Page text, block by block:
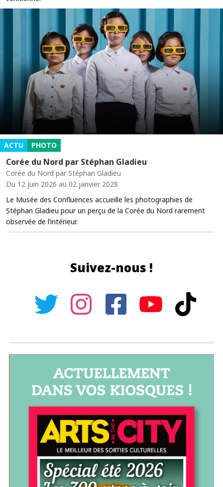
ACTU PHOTO
Corée du Nord par Stéphan Gladieu
Corée du Nord par Stéphan Gladieu
Du 12 juin 2026 au 02 janvier 2028
Le Musée des Confluences accueille les photographies de
Stéphan Gladieu pour un perçu de la Corée du Nord rarement
observée de l’intérieur.
Suivez-nous !